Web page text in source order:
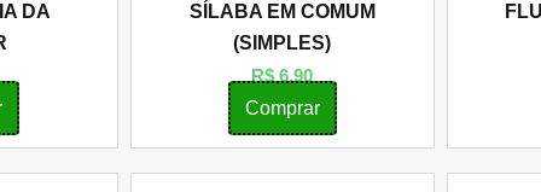
DA
SÍLABA EM COMUM
(SIMPLES)
R$ 6,90
Comprar